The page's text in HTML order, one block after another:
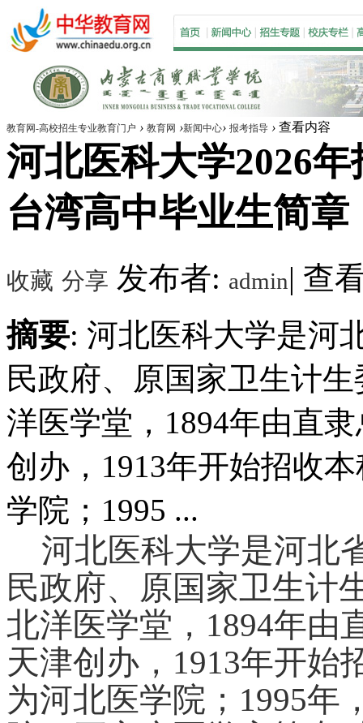
教育网-高校招生专业教育门户 › 教育网 ›新闻中心› 报考指导 › 查看内容
河北医科大学2026年
台湾高中毕业生简章
收藏 分享 发布者: admin| 查
摘要: 河北医科大学是河
民政府、原国家卫生计
洋医学堂，1894年由直
创办，1913年开始招收
学院；1995 ...
河北医科大学是河北
民政府、原国家卫生计
北洋医学堂，1894年由
天津创办，1913年开始
为河北医学院；1995年